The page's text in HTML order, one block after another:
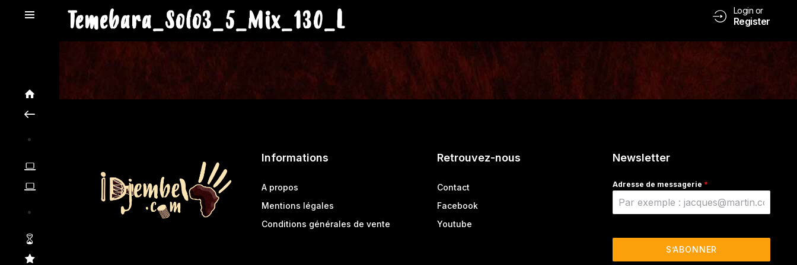
Temebara_Solo3_5_Mix_130_L Login or
Register
Informations
A propos
Mentions légales
Conditions générales de vente
Retrouvez-nous
Contact
Facebook
Youtube
Newsletter
Adresse de messagerie *
S’ABONNER